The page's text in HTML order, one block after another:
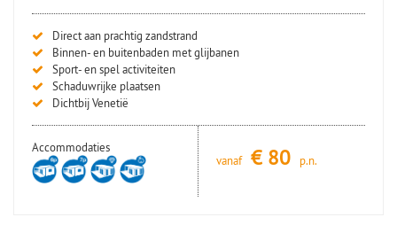
Direct aan prachtig zandstrand
Binnen- en buitenbaden met glijbanen
Sport- en spel activiteiten
Schaduwrijke plaatsen
Dichtbij Venetië
Accommodaties
vanaf
€ 80 p.n.